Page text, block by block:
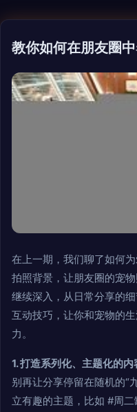
教你如何在朋友圈
在上一期，我们聊了如何
拍照背景，让朋友圈的宠
继续深入，从日常分享的
互动技巧，让你和宠物的
力。
1. 打造系列化、主题化的内
别再让分享停留在随机的“
立有趣的主题，比如 #周